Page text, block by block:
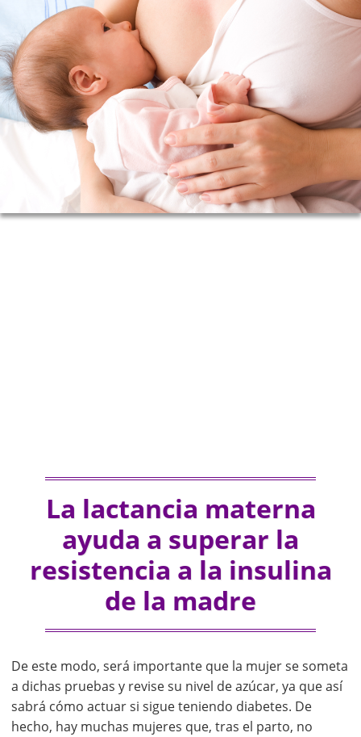
La lactancia materna
ayuda a superar la
resistencia a la insulina
de la madre
De este modo, será importante que la mujer se someta
a dichas pruebas y revise su nivel de azúcar, ya que así
sabrá cómo actuar si sigue teniendo diabetes. De
hecho, hay muchas mujeres que, tras el parto, no